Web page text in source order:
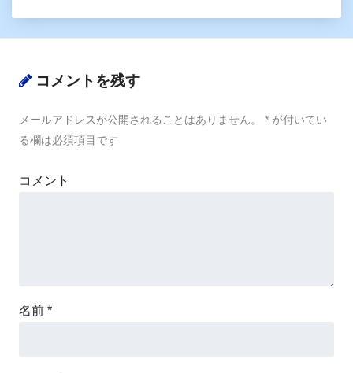
コメントを残す
メールアドレスが公開されることはありません。 * が付いてい
る欄は必須項目です
コメント
名前 *